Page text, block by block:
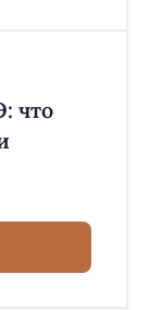
что